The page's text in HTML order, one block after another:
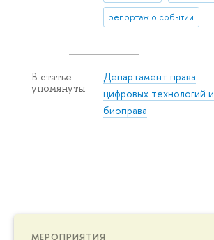
МЕРОПРИЯТИЯ
репортаж о событии
В статье
упомянуты
Департамент права
цифровых технологий и
биоправа